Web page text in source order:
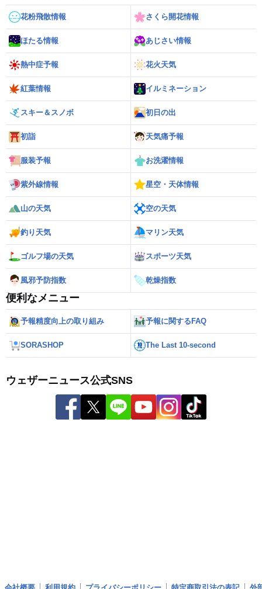
花粉飛散情報 さくら開花情報
ほたる情報 あじさい情報
熱中症予報 花火天気
紅葉情報 イルミネーション
スキー＆スノボ 初日の出
初詣 天気痛予報
服装予報 お洗濯情報
紫外線情報 星空・天体情報
山の天気 空の天気
釣り天気 マリン天気
ゴルフ場の天気 スポーツ天気
風邪予防指数 乾燥指数
便利なメニュー
予報精度向上の取り組み 予報に関するFAQ
SORASHOP The Last 10-second
ウェザーニュース公式SNS